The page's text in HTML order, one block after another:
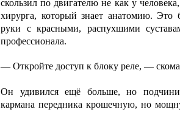
скользил по двигателю не как у
хирурга, который знает анатомию. Это
руки с красными, распухшими
профессионала.
— Откройте доступ к блоку реле, —
Он удивился ещё больше, но
кармана передника крошечную, но